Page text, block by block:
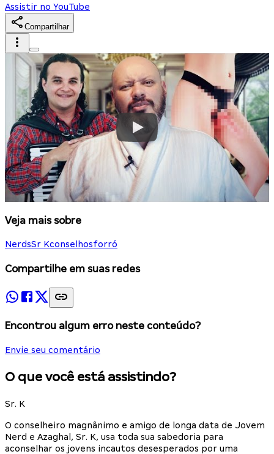
Assistir no YouTube
Compartilhar
Veja mais sobre
NerdsSr Kconselhosforró
Compartilhe em suas redes
Encontrou algum erro neste conteúdo?
Envie seu comentário
O que você está assistindo?
Sr. K
O conselheiro magnânimo e amigo de longa data de Jovem
Nerd e Azaghal, Sr. K, usa toda sua sabedoria para
aconselhar os jovens incautos desesperados por uma